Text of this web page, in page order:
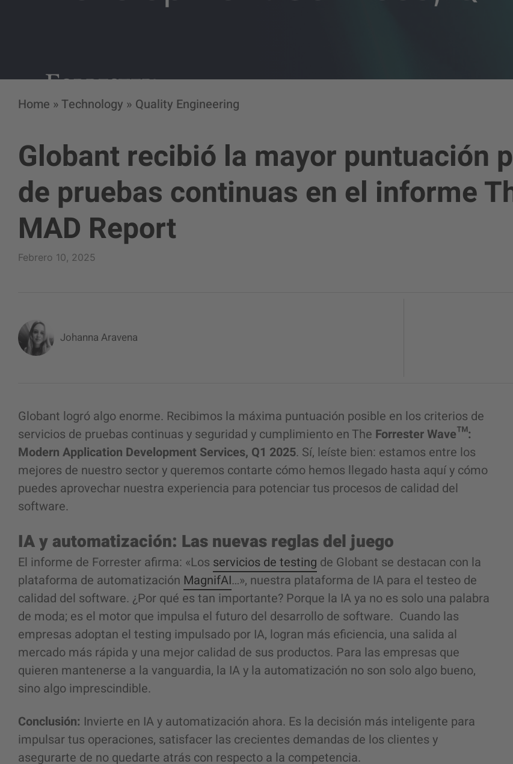
Home »Technology » Quality Engineering
Globant recibió la mayor puntuación
de pruebas continuas en el informe
MAD Report
Febrero 10, 2025
Johanna Aravena
Globant logró algo enorme. Recibimos la máxima puntuación posible en los criterios de
servicios de pruebas continuas y seguridad y cumplimiento en The Forrester Wave™:
Modern Application Development Services, Q1 2025. Sí, leíste bien: estamos entre los
mejores de nuestro sector y queremos contarte cómo hemos llegado hasta aquí y cómo
puedes aprovechar nuestra experiencia para potenciar tus procesos de calidad del
software.
IA y automatización: Las nuevas reglas del juego
El informe de Forrester afirma: «Los servicios de testing de Globant se destacan con la
plataforma de automatización MagnifAI…», nuestra plataforma de IA para el testeo de
calidad del software. ¿Por qué es tan importante? Porque la IA ya no es solo una palabra
de moda; es el motor que impulsa el futuro del desarrollo de software. Cuando las
empresas adoptan el testing impulsado por IA, logran más eficiencia, una salida al
mercado más rápida y una mejor calidad de sus productos. Para las empresas que
quieren mantenerse a la vanguardia, la IA y la automatización no son solo algo bueno,
sino algo imprescindible.
Conclusión: Invierte en IA y automatización ahora. Es la decisión más inteligente para
impulsar tus operaciones, satisfacer las crecientes demandas de los clientes y
asegurarte de no quedarte atrás con respecto a la competencia.